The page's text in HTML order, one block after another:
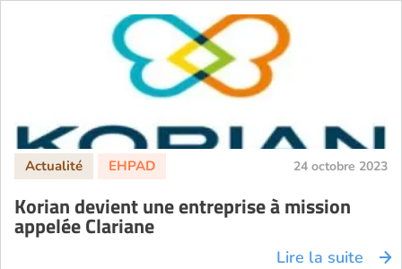
24 octobre 2023
Korian devient une entreprise à mission
appelée Clariane
Lire la suite